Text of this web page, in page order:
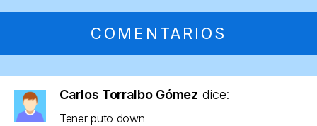
COMENTARIOS
Carlos Torralbo Gómez dice:
Tener puto down